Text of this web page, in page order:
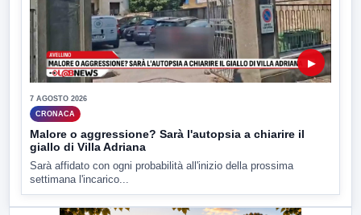
▶
7 AGOSTO 2026
CRONACA
Malore o aggressione? Sarà l'autopsia a chiarire il
giallo di Villa Adriana
Sarà affidato con ogni probabilità all'inizio della prossima
settimana l'incarico...